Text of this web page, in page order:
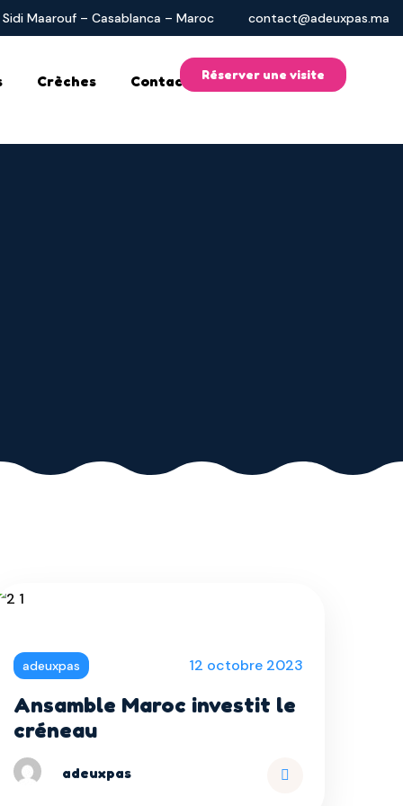
Maarouf – Casablanca – Maroc contact@adeuxpas.ma
Crèches ContactezRéserver une visite
adeuxpas 12 octobre 2023
Ansamble Maroc investit le
créneau
adeuxpas